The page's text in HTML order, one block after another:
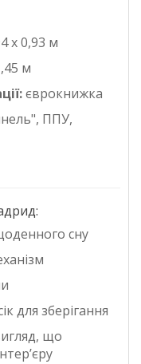
х 0,93 м
м
єврокнижка
ППУ,
сну
для зберігання
що